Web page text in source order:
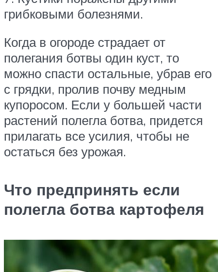
грибковыми болезнями.
Когда в огороде страдает от
полегания ботвы один куст, то
можно спасти остальные, убрав его
с грядки, пролив почву медным
купоросом. Если у большей части
растений полегла ботва, придется
прилагать все усилия, чтобы не
остаться без урожая.
Что предпринять если
полегла ботва картофеля